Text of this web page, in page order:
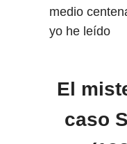
medio
yo he leído
El
caso